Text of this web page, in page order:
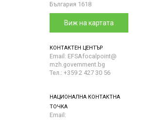
България 1618
Виж на картата
КОНТАКТЕН ЦЕНТЪР
Email: EFSAfocalpoint@
mzh.government.bg
Тел.: +359 2 427 30 56
НАЦИОНАЛНА КОНТАКТНА
ТОЧКА
Email: